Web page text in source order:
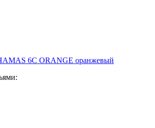
6C ORANGE оранжевый